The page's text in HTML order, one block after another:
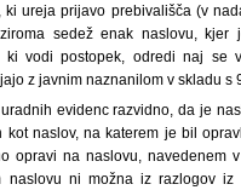
ki ureja prijavo prebivališča (v
sedež enak naslovu, kjer
ki vodi postopek, odredi naj se
z javnim naznanilom v skladu s
evidenc razvidno, da je
kot naslov, na katerem je bil
opravi na naslovu, navedenem
naslovu ni možna iz razlogov iz